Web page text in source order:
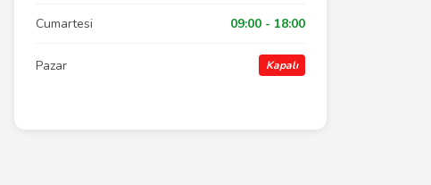
Cumartesi 09:00 - 18:00
Pazar Kapalı